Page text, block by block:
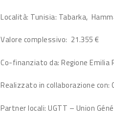
Località: Tunisia: Tabarka,
Valore complessivo: 21.355 €
Co-finanziato da: Regione Emilia
Realizzato in collaborazione con:
Partner locali: UGTT – Union